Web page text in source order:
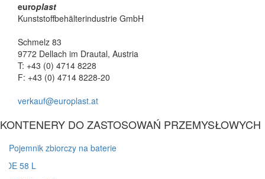
europlast
Kunststoffbehälterindustrie GmbH
Schmelz 83
9772 Dellach im Drautal, Austria
T: +43 (0) 4714 8228
F: +43 (0) 4714 8228-20
verkauf@europlast.at
KONTENERY DO ZASTOSOWAŃ PRZEMYSŁOWYCH
Pojemnik zbiorczy na baterie